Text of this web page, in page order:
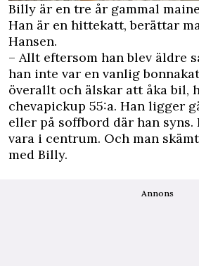
Billy är en tre år gammal
Han är en hittekatt, berättar
Hansen.
– Allt eftersom han blev äldre
han inte var en vanlig
överallt och älskar att åka bil,
chevapickup 55:a. Han ligger
eller på soffbord där han
vara i centrum. Och man
med Billy.
Annons